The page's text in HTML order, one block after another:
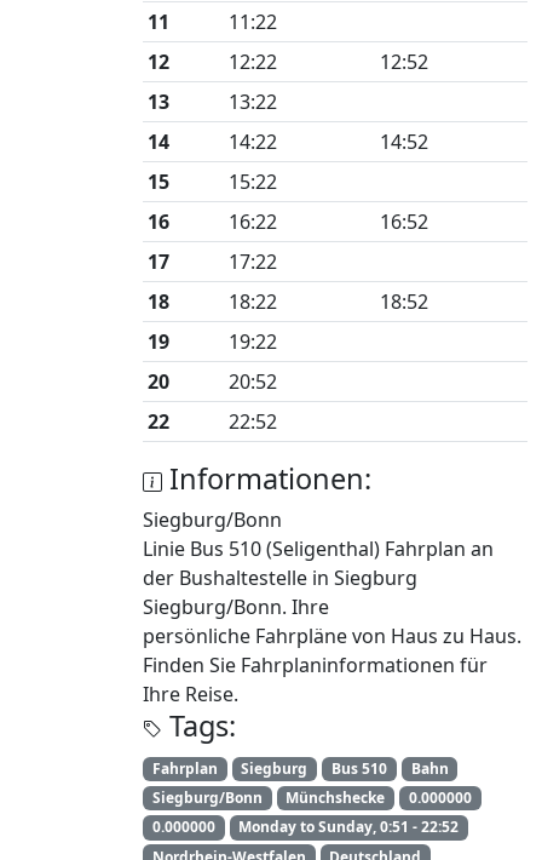
11
11:22
12
12:22
12:52
13
13:22
14
14:22
14:52
15
15:22
16
16:22
16:52
17
17:22
18
18:22
18:52
19
19:22
20
20:52
22
22:52
Informationen:
Siegburg/Bonn
Linie Bus 510 (Seligenthal) Fahrplan an
der Bushaltestelle in Siegburg
Siegburg/Bonn. Ihre
persönliche Fahrpläne von Haus zu Haus.
Finden Sie Fahrplaninformationen für
Ihre Reise.
Tags:
Fahrplan Siegburg Bus 510
Bahn
Siegburg/Bonn
Münchshecke
0.000000
0.000000
Monday to Sunday, 0:51 - 22:52